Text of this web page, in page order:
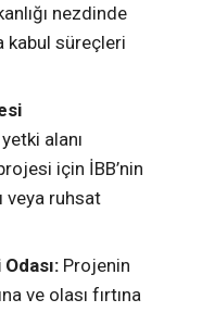
nezdinde
kabul süreçleri
alanı
için İBB’nin
veya ruhsat
Projenin
ve olası fırtına